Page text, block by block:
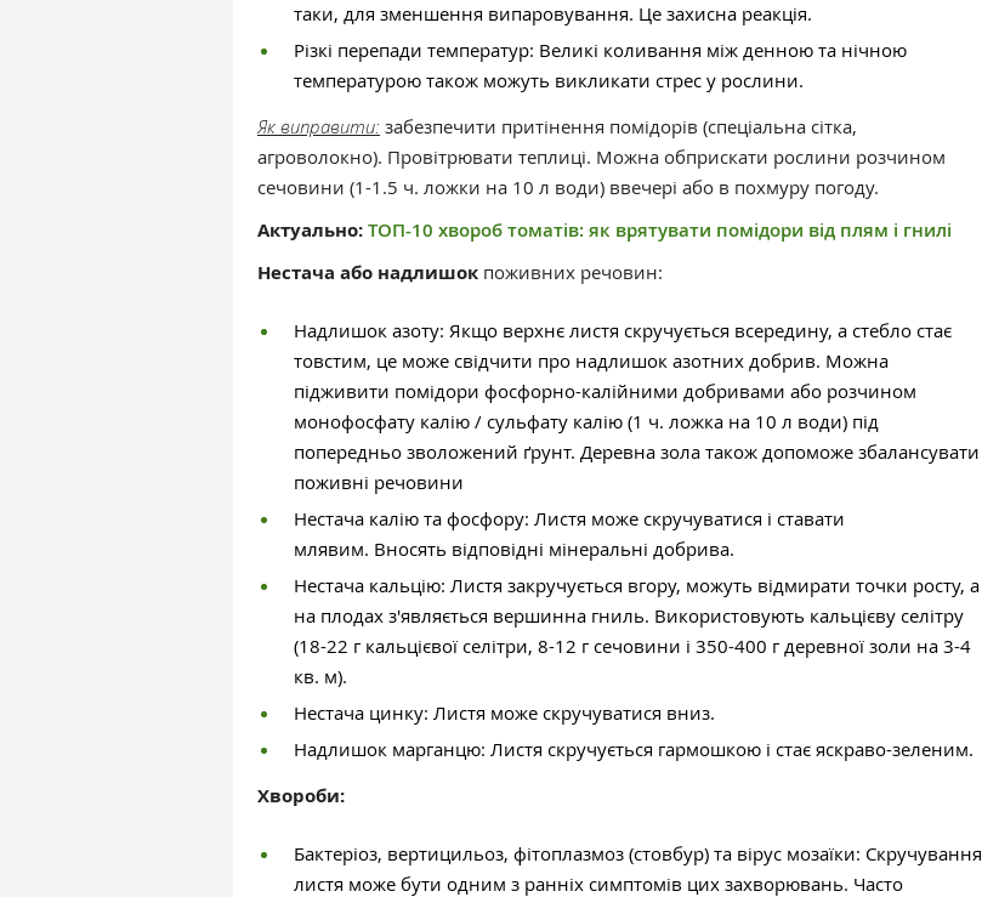
таки, для зменшення випаровування. Це захисна реакція.
Різкі перепади температур: Великі коливання між денною та нічною
температурою також можуть викликати стрес у рослини.
Як виправити: забезпечити притінення помідорів (спеціальна сітка,
агроволокно). Провітрювати теплиці. Можна обприскати рослини розчином
сечовини (1-1.5 ч. ложки на 10 л води) ввечері або в похмуру погоду.
Актуально:ТОП-10 хвороб томатів: як врятувати помідори від плям і гнилі
Нестача або надлишок поживних речовин:
Надлишок азоту: Якщо верхнє листя скручується всередину, а стебло стає
товстим, це може свідчити про надлишок азотних добрив. Можна
підживити помідори фосфорно-калійними добривами або розчином
монофосфату калію / сульфату калію (1 ч. ложка на 10 л води) під
попередньо зволожений ґрунт. Деревна зола також допоможе збалансувати
поживні речовини
Нестача калію та фосфору: Листя може скручуватися і ставати
млявим. Вносять відповідні мінеральні добрива.
Нестача кальцію: Листя закручується вгору, можуть відмирати точки росту, а
на плодах з'являється вершинна гниль. Використовують кальцієву селітру
(18-22 г кальцієвої селітри, 8-12 г сечовини і 350-400 г деревної золи на 3-4
кв. м).
Нестача цинку: Листя може скручуватися вниз.
Надлишок марганцю: Листя скручується гармошкою і стає яскраво-зеленим.
Хвороби:
Бактеріоз, вертицильоз, фітоплазмоз (стовбур) та вірус мозаїки: Скручування
листя може бути одним з ранніх симптомів цих захворювань. Часто